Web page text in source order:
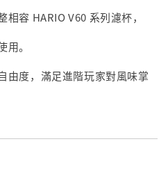
容 HARIO V60 系列濾杯，
。
由度，滿足進階玩家對風味掌